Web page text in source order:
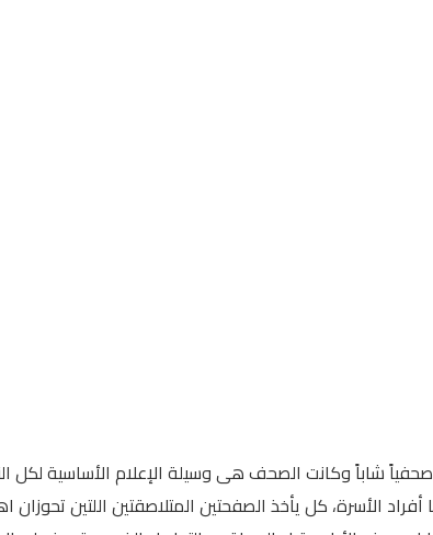
شاباً وكانت الصحف هى وسيلة الإعلام الأساسية
الأسرة، كل يأخذ الصفحتين المتلاصقتين اللتين